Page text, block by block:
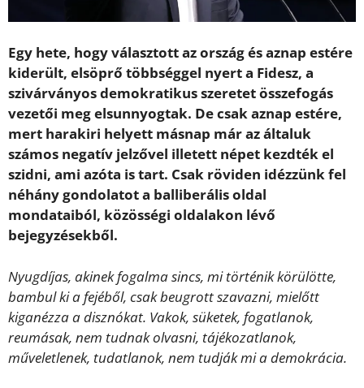
Egy hete, hogy választott az ország és aznap estére
kiderült, elsöprő többséggel nyert a Fidesz, a
szivárványos demokratikus szeretet összefogás
vezetői meg elsunnyogtak. De csak aznap estére,
mert harakiri helyett másnap már az általuk
számos negatív jelzővel illetett népet kezdték el
szidni, ami azóta is tart. Csak röviden idézzünk fel
néhány gondolatot a balliberális oldal
mondataiból, közösségi oldalakon lévő
bejegyzésekből.
Nyugdíjas, akinek fogalma sincs, mi történik körülötte,
bambul ki a fejéből, csak beugrott szavazni, mielőtt
kiganézza a disznókat. Vakok, süketek, fogatlanok,
reumásak, nem tudnak olvasni, tájékozatlanok,
műveletlenek, tudatlanok, nem tudják mi a demokrácia.